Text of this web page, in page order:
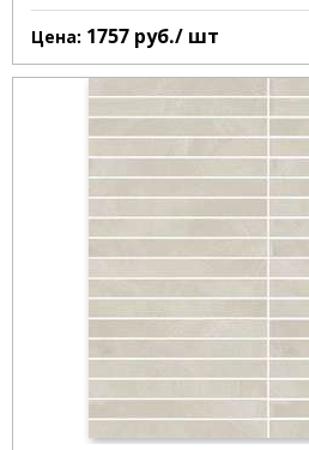
Цена: 1757 руб./ шт